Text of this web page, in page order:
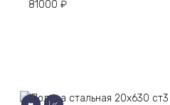
товара.
81000 ₽